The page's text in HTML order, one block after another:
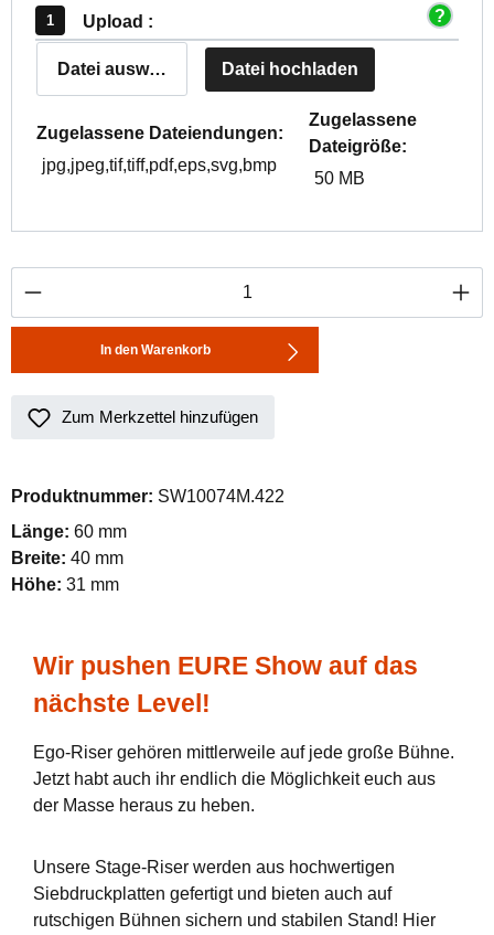
Upload :
Datei auswählen Datei hochladen
Zugelassene Dateiendungen:
jpg,jpeg,tif,tiff,pdf,eps,svg,bmp
Zugelassene
Dateigröße:
50 MB
Produkt Anzahl: Gib den gewünschten
In den Warenkorb
Zum Merkzettel hinzufügen
Produktnummer: SW10074M.422
Länge: 60 mm
Breite: 40 mm
Höhe: 31 mm
Wir pushen EURE Show auf das
nächste Level!
Ego-Riser gehören mittlerweile auf jede große Bühne.
Jetzt habt auch ihr endlich die Möglichkeit euch aus
der Masse heraus zu heben.
Unsere Stage-Riser werden aus hochwertigen
Siebdruckplatten gefertigt und bieten auch auf
rutschigen Bühnen sichern und stabilen Stand! Hier